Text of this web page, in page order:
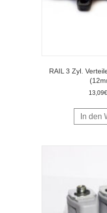
RAIL 3 Zyl.
13,09€
In den